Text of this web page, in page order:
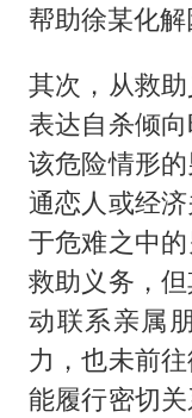
帮助徐某化解
其次，从救
表达自杀倾
该危险情形
通恋人或经
于危难之中
救助义务，
动联系亲属
力，也未前
能履行密切